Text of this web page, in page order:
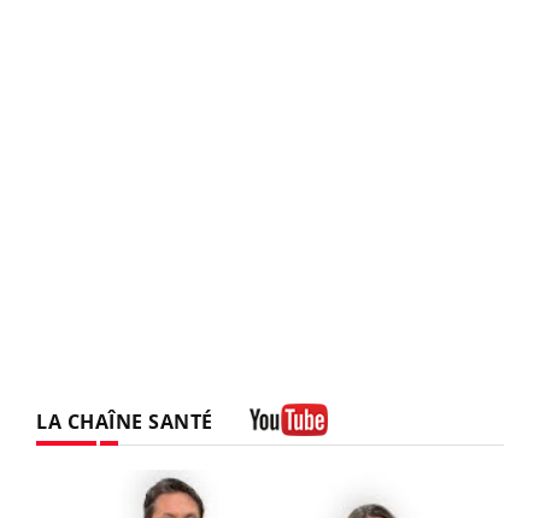
LA CHAÎNE SANTÉ